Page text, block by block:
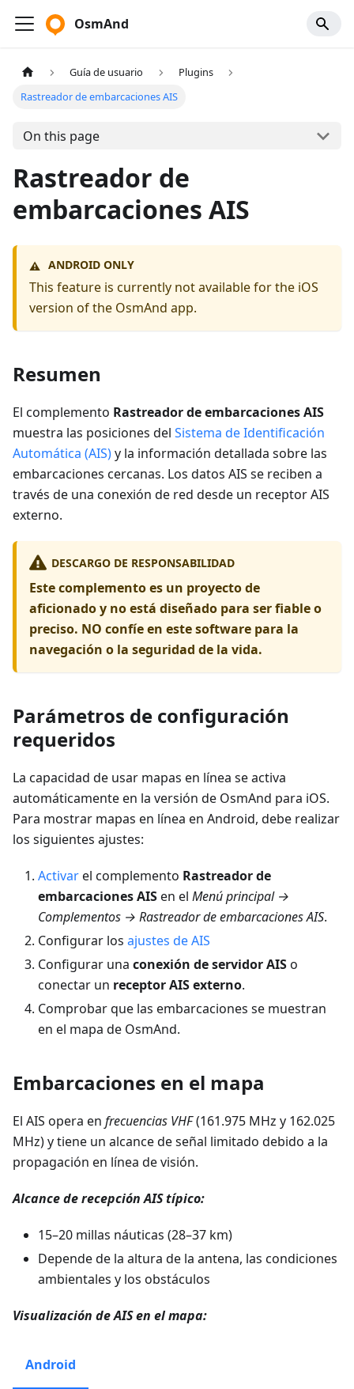
OsmAnd
Guía de usuario
Plugins
Rastreador de embarcaciones AIS
On this page
Rastreador de
embarcaciones AIS
⚠️ ANDROID ONLY
This feature is currently not available for the iOS
version of the OsmAnd app.
Resumen
El complemento Rastreador de embarcaciones AIS
muestra las posiciones del Sistema de Identificación
Automática (AIS)y la información detallada sobre las
embarcaciones cercanas. Los datos AIS se reciben a
través de una conexión de red desde un receptor AIS
externo.
DESCARGO DE RESPONSABILIDAD
Este complemento es un proyecto de
aficionado y no está diseñado para ser fiable o
preciso. NO confíe en este software para la
navegación o la seguridad de la vida.
Parámetros de configuración
requeridos
La capacidad de usar mapas en línea se activa
automáticamente en la versión de OsmAnd para iOS.
Para mostrar mapas en línea en Android, debe realizar
los siguientes ajustes:
Activarel complemento Rastreador de
embarcaciones AISen el Menú principal →
Complementos → Rastreador de embarcaciones AIS.
Configurar los ajustes de AIS
Configurar una conexión de servidor AISo
conectar un receptor AIS externo.
Comprobar que las embarcaciones se muestran
en el mapa de OsmAnd.
Embarcaciones en el mapa
El AIS opera en frecuencias VHF(161.975 MHz y 162.025
MHz) y tiene un alcance de señal limitado debido a la
propagación en línea de visión.
Alcance de recepción AIS típico:
15–20 millas náuticas (28–37 km)
Depende de la altura de la antena, las condiciones
ambientales y los obstáculos
Visualización de AIS en el mapa:
Android